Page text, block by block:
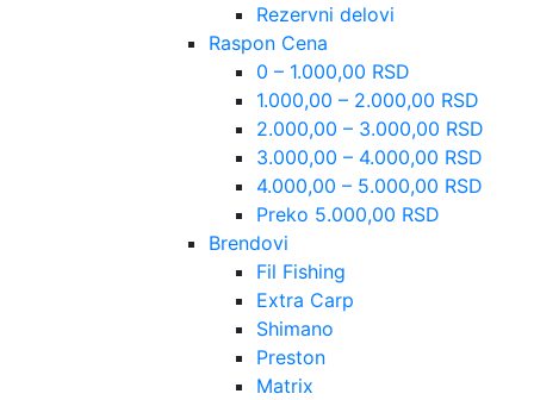
Rezervni delovi
Raspon Cena
0 – 1.000,00 RSD
1.000,00 – 2.000,00 RSD
2.000,00 – 3.000,00 RSD
3.000,00 – 4.000,00 RSD
4.000,00 – 5.000,00 RSD
Preko 5.000,00 RSD
Brendovi
Fil Fishing
Extra Carp
Shimano
Preston
Matrix